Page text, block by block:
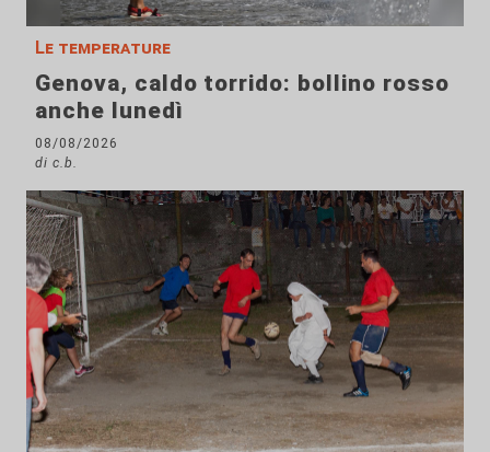
Le temperature
Genova, caldo torrido: bollino rosso
anche lunedì
08/08/2026
di c.b.